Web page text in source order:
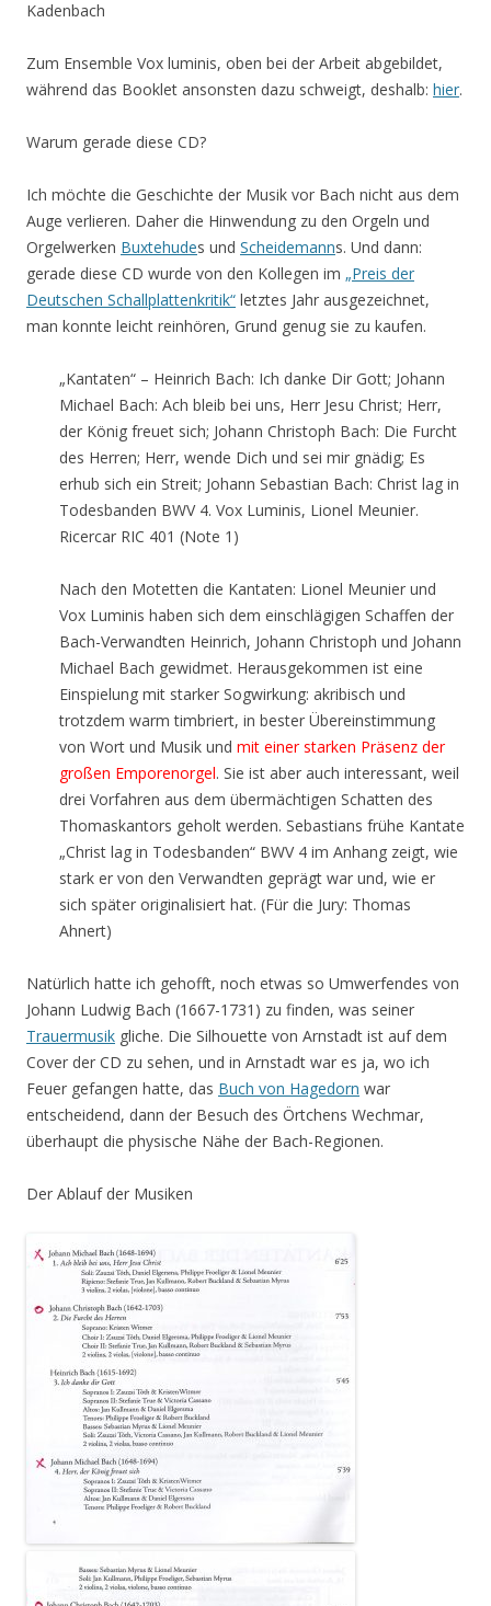
Kadenbach
Zum Ensemble Vox luminis, oben bei der Arbeit abgebildet,
während das Booklet ansonsten dazu schweigt, deshalb: hier.
Warum gerade diese CD?
Ich möchte die Geschichte der Musik vor Bach nicht aus dem
Auge verlieren. Daher die Hinwendung zu den Orgeln und
Orgelwerken Buxtehudes und Scheidemanns. Und dann:
gerade diese CD wurde von den Kollegen im „Preis der
Deutschen Schallplattenkritik“ letztes Jahr ausgezeichnet,
man konnte leicht reinhören, Grund genug sie zu kaufen.
„Kantaten“ – Heinrich Bach: Ich danke Dir Gott; Johann
Michael Bach: Ach bleib bei uns, Herr Jesu Christ; Herr,
der König freuet sich; Johann Christoph Bach: Die Furcht
des Herren; Herr, wende Dich und sei mir gnädig; Es
erhub sich ein Streit; Johann Sebastian Bach: Christ lag in
Todesbanden BWV 4. Vox Luminis, Lionel Meunier.
Ricercar RIC 401 (Note 1)
Nach den Motetten die Kantaten: Lionel Meunier und
Vox Luminis haben sich dem einschlägigen Schaffen der
Bach-Verwandten Heinrich, Johann Christoph und Johann
Michael Bach gewidmet. Herausgekommen ist eine
Einspielung mit starker Sogwirkung: akribisch und
trotzdem warm timbriert, in bester Übereinstimmung
von Wort und Musik und mit einer starken Präsenz der
großen Emporenorgel. Sie ist aber auch interessant, weil
drei Vorfahren aus dem übermächtigen Schatten des
Thomaskantors geholt werden. Sebastians frühe Kantate
„Christ lag in Todesbanden“ BWV 4 im Anhang zeigt, wie
stark er von den Verwandten geprägt war und, wie er
sich später originalisiert hat. (Für die Jury: Thomas
Ahnert)
Natürlich hatte ich gehofft, noch etwas so Umwerfendes von
Johann Ludwig Bach (1667-1731) zu finden, was seiner
Trauermusik gliche. Die Silhouette von Arnstadt ist auf dem
Cover der CD zu sehen, und in Arnstadt war es ja, wo ich
Feuer gefangen hatte, das Buch von Hagedorn war
entscheidend, dann der Besuch des Örtchens Wechmar,
überhaupt die physische Nähe der Bach-Regionen.
Der Ablauf der Musiken